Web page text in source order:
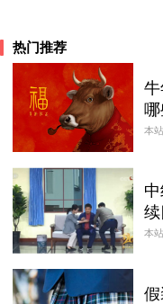
热门推荐
哪
本站
本站